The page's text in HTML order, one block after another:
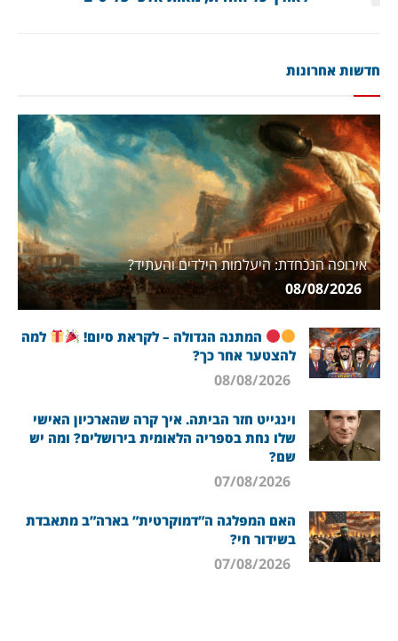
חדשות אחרונות
אירופה הנכחדת: היעלמות הילדים והעתיד?
המתנה הגדולה – לקראת סיום!
למה
להצטער אחר כך?
וינגייט חזר הביתה. איך קרה שהארכיון האישי
שלו נחת בספריה הלאומית בירושלים? ומה יש
שם?
האם המפלגה ה”דמוקרטית” בארה”ב מתאבדת
בשידור חי?